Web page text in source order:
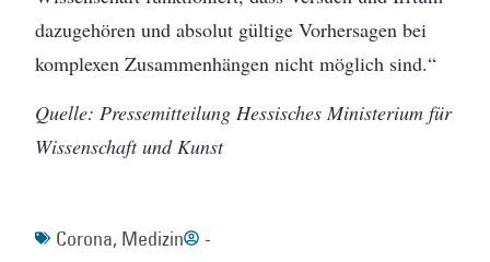
dazugehören und absolut gültige Vorhersagen bei
komplexen Zusammenhängen nicht möglich sind.“
Quelle: Pressemitteilung Hessisches Ministerium für
Wissenschaft und Kunst
Corona, Medizin -